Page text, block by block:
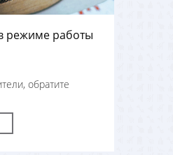
режиме работы
обратите